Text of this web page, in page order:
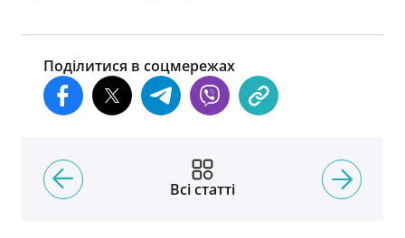
Поділитися в соцмережах
Всі статті